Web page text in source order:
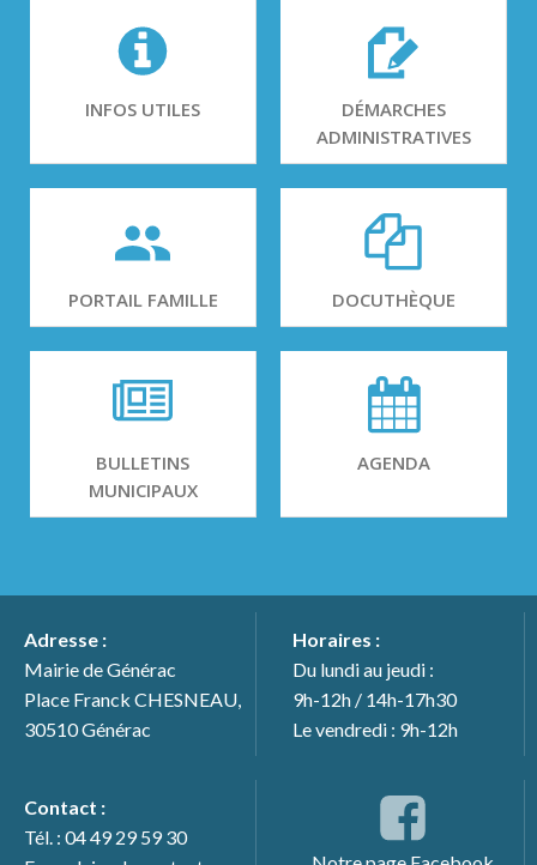
INFOS UTILES
DÉMARCHES
ADMINISTRATIVES
PORTAIL FAMILLE DOCUTHÈQUE
BULLETINS
MUNICIPAUX
AGENDA
Adresse :
Mairie de Générac
Place Franck CHESNEAU,
30510 Générac
Horaires :
Du lundi au jeudi :
9h-12h / 14h-17h30
Le vendredi : 9h-12h
Contact :
Tél. : 04 49 29 59 30